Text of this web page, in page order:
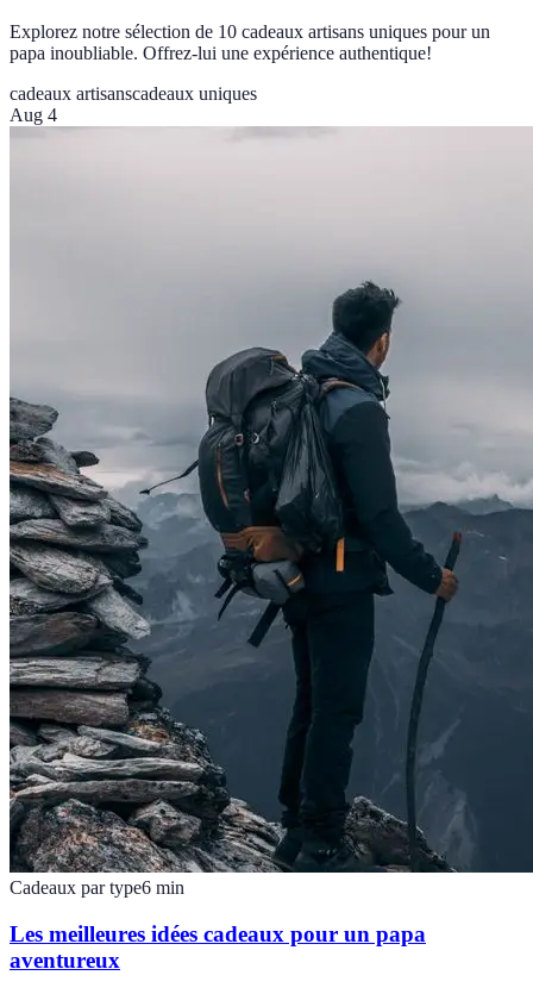
Explorez notre sélection de 10 cadeaux artisans uniques pour un
papa inoubliable. Offrez-lui une expérience authentique!
cadeaux artisanscadeaux uniques
Aug 4
Cadeaux par type6 min
Les meilleures idées cadeaux pour un papa
aventureux